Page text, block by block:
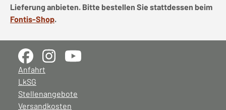
Lieferung anbieten. Bitte bestellen Sie stattdessen beim
Fontis-Shop.
Anfahrt
LkSG
Stellenangebote
Versandkosten